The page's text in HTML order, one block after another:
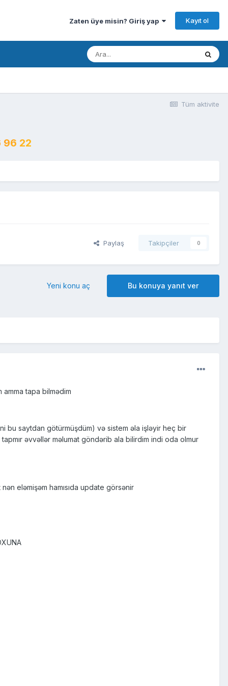
Zaten üye misin? Giriş yap Kayıt ol
Tüm aktivite
96 22
Paylaş Takipçiler 0
Bu konuya yanıt ver
Yeni konu aç
amma tapa bilmədim
bu saytdan götürmüşdüm) və sistem əla işləyir heç bir
əvvəllər məlumat göndərib ala bilirdim indi oda olmur
eləmişəm hamısıda update görsənir